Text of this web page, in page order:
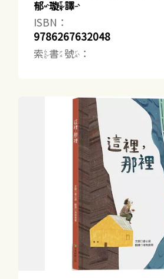
郁璇譯
ISBN：
9786267632048
索書號：